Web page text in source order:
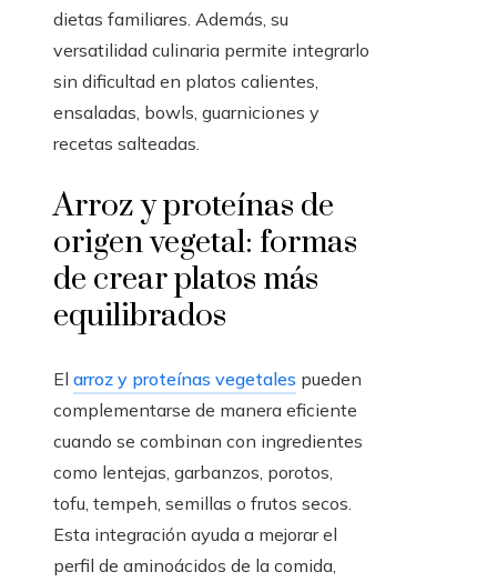
dietas familiares. Además, su
versatilidad culinaria permite integrarlo
sin dificultad en platos calientes,
ensaladas, bowls, guarniciones y
recetas salteadas.
Arroz y proteínas de
origen vegetal: formas
de crear platos más
equilibrados
El arroz y proteínas vegetales pueden
complementarse de manera eficiente
cuando se combinan con ingredientes
como lentejas, garbanzos, porotos,
tofu, tempeh, semillas o frutos secos.
Esta integración ayuda a mejorar el
perfil de aminoácidos de la comida,